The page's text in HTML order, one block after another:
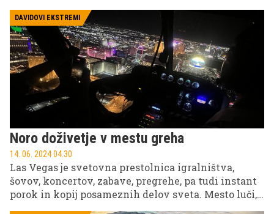
med Gradežem in Puljem. Z veliko ovinki,
makadamskimi vložki in razgledi je še posebno
primerna za motoristični izlet.
DAVIDOVI EKSTREMI
Noro doživetje v mestu greha
14. 06. 2024 04.30
Las Vegas je svetovna prestolnica igralništva,
šovov, koncertov, zabave, pregrehe, pa tudi instant
porok in kopij posameznih delov sveta. Mesto luči,